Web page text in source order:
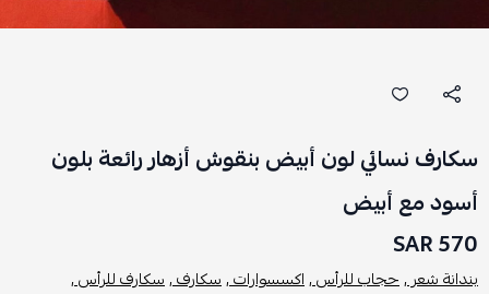
سكارف نسائي لون أبيض بنقوش أزهار رائعة بلون
أسود مع أبيض
570 SAR
بندانة شعر ,حجاب للرأس ,اكسسوارات ,سكارف ,سكارف للرأس ,